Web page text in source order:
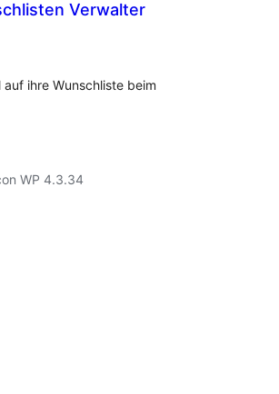
Verwalter
ihre Wunschliste beim
WP 4.3.34